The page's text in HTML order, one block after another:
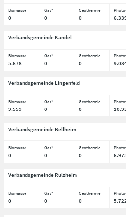
Biomasse Gas* Geothermie
0 0 0
Verbandsgemeinde Kandel
Biomasse Gas* Geothermie
5.678 0 0
Verbandsgemeinde Lingenfeld
Biomasse Gas* Geothermie
9.559 0 0
Verbandsgemeinde Bellheim
Biomasse Gas* Geothermie
0 0 0 6.975
Verbandsgemeinde Rülzheim
Biomasse Gas* Geothermie
0 0 0